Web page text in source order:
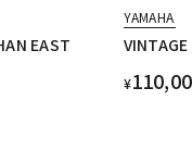
EAST
YAMAHA
¥